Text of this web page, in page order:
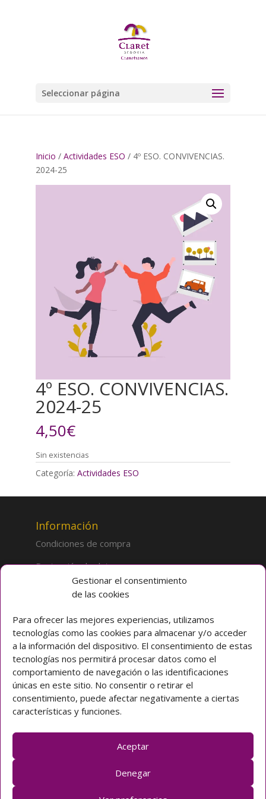
Gestionar el consentimiento
de las cookies
Para ofrecer las mejores experiencias, utilizamos
tecnologías como las cookies para almacenar y/o acceder
a la información del dispositivo. El consentimiento de estas
tecnologías nos permitirá procesar datos como el
comportamiento de navegación o las identificaciones
únicas en este sitio. No consentir o retirar el
consentimiento, puede afectar negativamente a ciertas
características y funciones.
Aceptar
Denegar
Seleccionar página
Inicio / Actividades ESO / 4º ESO. CONVIVENCIAS.
2024-25
4º ESO. CONVIVENCIAS.
2024-25
4,50€
Sin existencias
Categoría: Actividades ESO
Información
Condiciones de compra
Protección de datos
Sobre la tienda
Inicio
Mi cuenta
Preguntas frecuentes
Colegio CLARET
Avda. Padre Claret 3 40003 Segovia (ESPAÑA)
Teléfono: [+34] 921 42 03 00
Email: colegio@claretsegovia.es